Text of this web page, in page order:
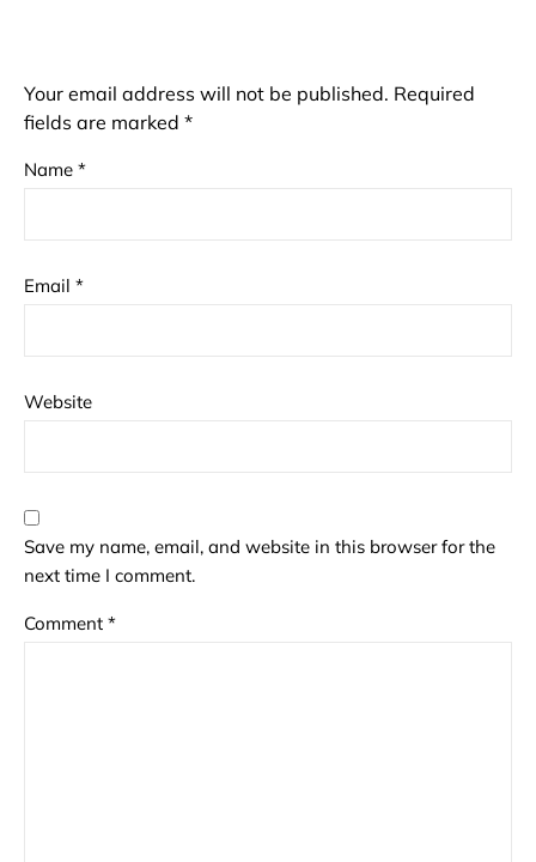
Your email address will not be published. Required
fields are marked *
Name *
Email *
Website
Save my name, email, and website in this browser for the
next time I comment.
Comment *